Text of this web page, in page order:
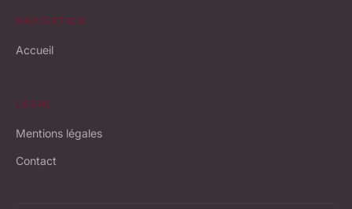
NAVIGATION
Accueil
LÉGAL
Mentions légales
Contact